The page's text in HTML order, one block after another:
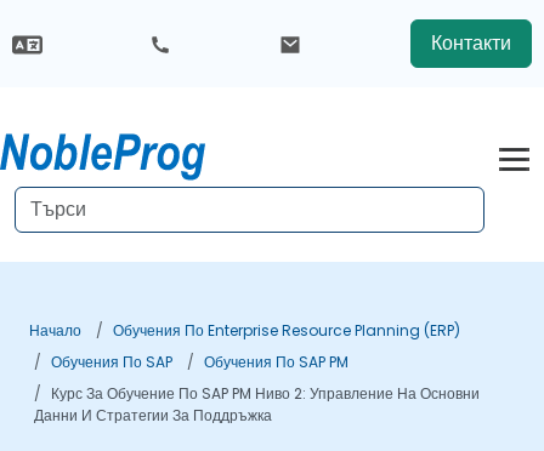
Контакти
Начало
Обучения По Enterprise Resource Planning (ERP)
Обучения По SAP
Обучения По SAP PM
Курс За Обучение По SAP PM Ниво 2: Управление На Основни
Данни И Стратегии За Поддръжка